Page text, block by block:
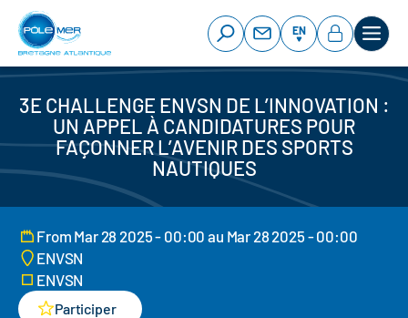
Cookies management panel
Skip
main
content
EN
3E CHALLENGE ENVSN DE L’INNOVATION :
UN APPEL À CANDIDATURES POUR
FAÇONNER L’AVENIR DES SPORTS
NAUTIQUES
From Mar 28 2025 - 00:00 au Mar 28 2025 - 00:00
ENVSN
ENVSN
Participer